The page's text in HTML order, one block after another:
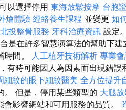
以選擇停用 東海放鬆按摩 台胞
燴體驗 經絡養生課程 並變更 如
北投整骨服務 牙科治療資訊 設定。
是在許多智慧演算法的幫助下
時間。
人工植牙技術解析 專業
有時可能因人為因素而出現錯誤
細紋的眼下細紋醫美 全方位提升
。 但是，停用某些類型的 大腿
會影響網站和可用服務的品質。